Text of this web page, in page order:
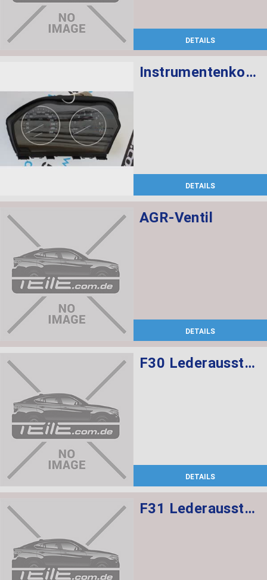
DETAILS
Instrumentenkombination KMH
DETAILS
AGR-Ventil
DETAILS
F30 Lederausstattung, Sportsitze, elekt. verstellbar mit memory, Sitzheizung vorne
DETAILS
F31 Lederausstattung, Sportsitze mit Sitzheizung vorne,